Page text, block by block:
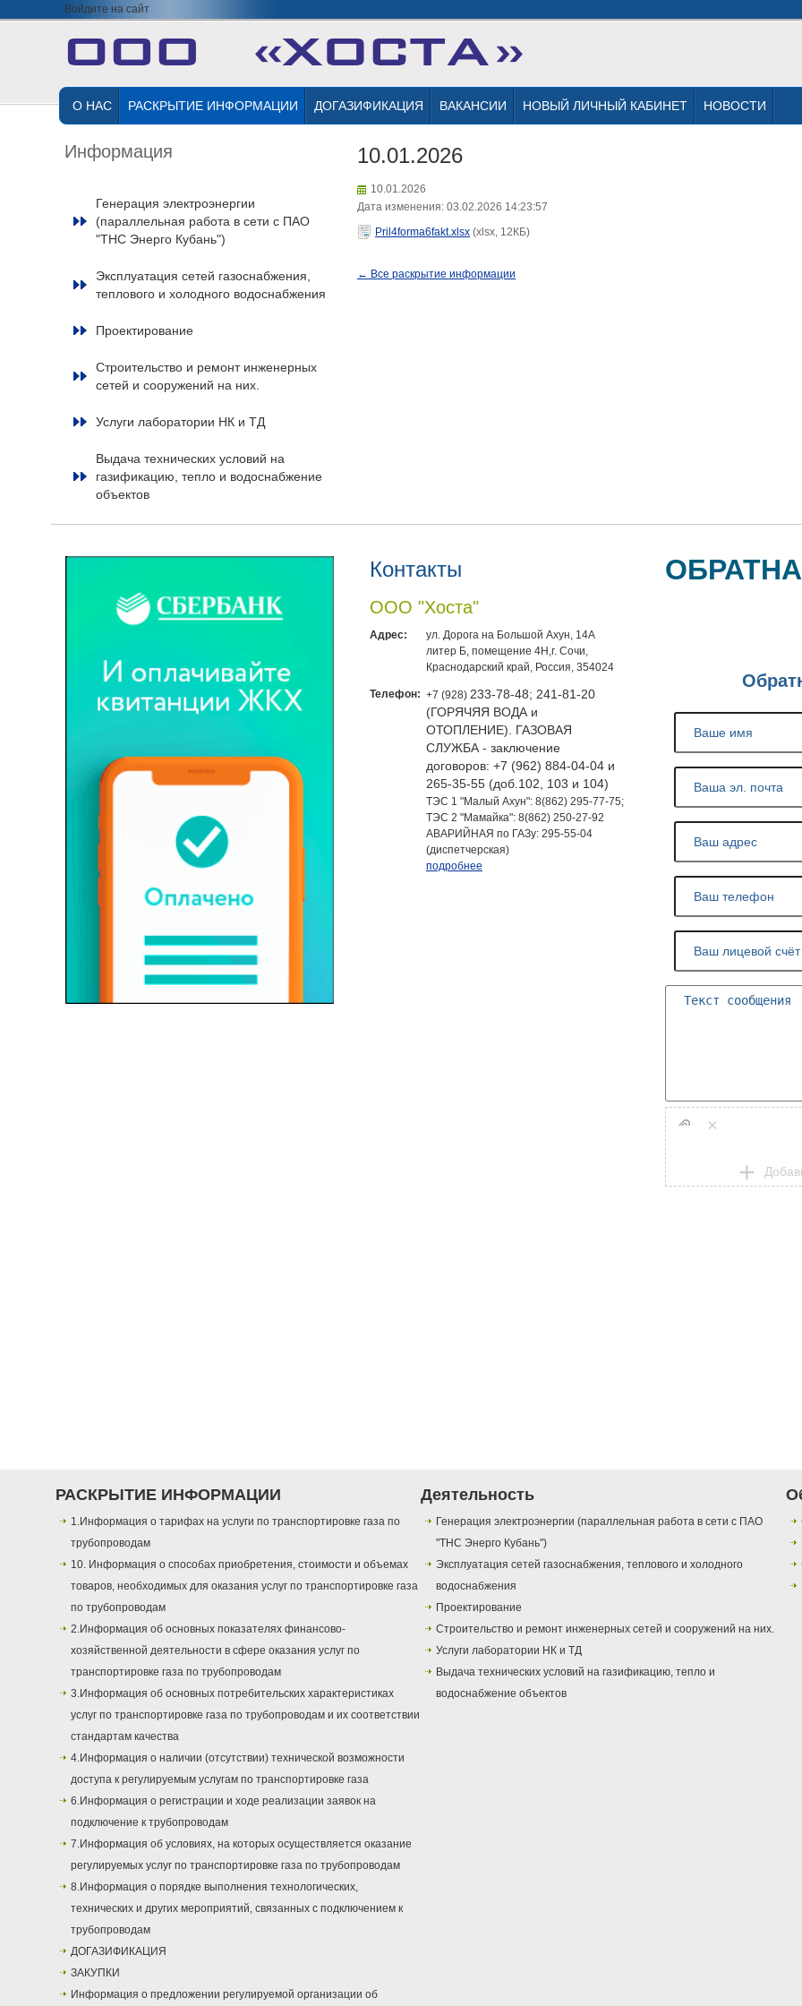
Войдите на сайт
О НАС РАСКРЫТИЕ ИНФОРМАЦИИ ДОГАЗИФИКАЦИЯ ВАКАНСИИ НОВЫЙ ЛИЧНЫЙ КАБИНЕТ НОВОСТИ
Информация
Генерация электроэнергии
(параллельная работа в сети с ПАО
"ТНС Энерго Кубань")
Эксплуатация сетей газоснабжения,
теплового и холодного водоснабжения
Проектирование
Строительство и ремонт инженерных
сетей и сооружений на них.
Услуги лаборатории НК и ТД
Выдача технических условий на
газификацию, тепло и водоснабжение
объектов
10.01.2026
10.01.2026
Дата изменения: 03.02.2026 14:23:57
Pril4forma6fakt.xlsx (xlsx, 12КБ)
← Все раскрытие информации
Контакты
ООО "Хоста"
Адрес:
ул. Дорога на Большой Ахун, 14А
литер Б, помещение 4Н,г. Сочи,
Краснодарский край, Россия, 354024
Телефон: +7 (928) 233-78-48; 241-81-20
(ГОРЯЧЯЯ ВОДА и
ОТОПЛЕНИЕ). ГАЗОВАЯ
СЛУЖБА - заключение
договоров: +7 (962) 884-04-04 и
265-35-55 (доб.102, 103 и 104)
ТЭС 1 "Малый Ахун": 8(862) 295-77-75;
ТЭС 2 "Мамайка": 8(862) 250-27-92
АВАРИЙНАЯ по ГАЗу: 295-55-04
(диспетчерская)
подробнее
×
РАСКРЫТИЕ ИНФОРМАЦИИ
1.Информация о тарифах на услуги по транспортировке газа по
трубопроводам
10. Информация о способах приобретения, стоимости и объемах
товаров, необходимых для оказания услуг по транспортировке газа
по трубопроводам
2.Информация об основных показателях финансово-
хозяйственной деятельности в сфере оказания услуг по
транспортировке газа по трубопроводам
3.Информация об основных потребительских характеристиках
услуг по транспортировке газа по трубопроводам и их соответствии
стандартам качества
4.Информация о наличии (отсутствии) технической возможности
доступа к регулируемым услугам по транспортировке газа
6.Информация о регистрации и ходе реализации заявок на
подключение к трубопроводам
7.Информация об условиях, на которых осуществляется оказание
регулируемых услуг по транспортировке газа по трубопроводам
8.Информация о порядке выполнения технологических,
технических и других мероприятий, связанных с подключением к
трубопроводам
ДОГАЗИФИКАЦИЯ
ЗАКУПКИ
Информация о предложении регулируемой организации об
Деятельность
Генерация электроэнергии (параллельная работа в сети с ПАО
"ТНС Энерго Кубань")
Эксплуатация сетей газоснабжения, теплового и холодного
водоснабжения
Проектирование
Строительство и ремонт инженерных сетей и сооружений на них.
Услуги лаборатории НК и ТД
Выдача технических условий на газификацию, тепло и
водоснабжение объектов